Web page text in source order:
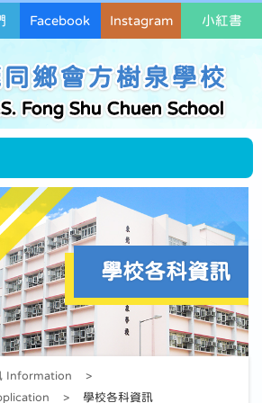
鄉會方樹泉學校
Fong Shu Chuen School
Facebook Instagram 小紅書
學校各科資訊
Information
>
> 學校各科資訊